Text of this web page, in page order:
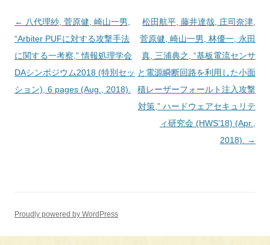
投
稿
ナ
ビ
ゲ
← 八代理紗, 菅原健, 崎山一男,
“Arbiter PUFに対する攻撃手法
に関する一考察,” 情報処理学会
DAシンポジウム2018 (特別セッ
ション), 6 pages (Aug., 2018).
松田航平, 藤井達哉, 庄司奈津,
菅原健, 崎山一男, 林優一, 永田
真, 三浦典之, “基板電流センサ
と電源瞬断回路を利用した小面
積レーザーフォールト注入攻撃
対策,” ハードウェアセキュリテ
ィ研究会 (HWS’18) (Apr.,
2018).
→
Proudly powered by WordPress